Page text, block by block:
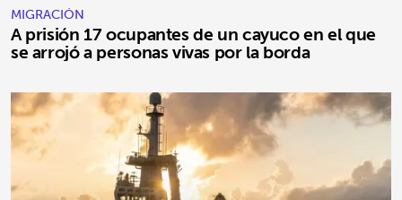
MIGRACIÓN
A prisión 17 ocupantes de un cayuco en el que
se arrojó a personas vivas por la borda